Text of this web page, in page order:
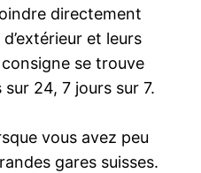
directement
et leurs
se trouve
24, 7 jours sur 7.
vous avez peu
gares suisses.